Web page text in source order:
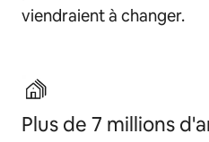
viendraient à changer.
Plus de 7 millions